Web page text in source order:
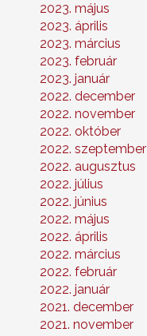
2023. május
2023. április
2023. március
2023. február
2023. január
2022. december
2022. november
2022. október
2022. szeptember
2022. augusztus
2022. július
2022. június
2022. május
2022. április
2022. március
2022. február
2022. január
2021. december
2021. november